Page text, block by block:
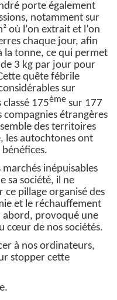
porte également
notamment sur
où l’on extrait et l’on
chaque jour, afin
la tonne, ce qui permet
3 kg par jour pour
quête fébrile
sur
175ème sur 177
compagnies étrangères
des territoires
les autochtones ont
inépuisables
sa société, il ne
ce pillage organisé des
et le réchauffement
provoqué une
cœur de nos sociétés.
à nos ordinateurs,
stopper cette